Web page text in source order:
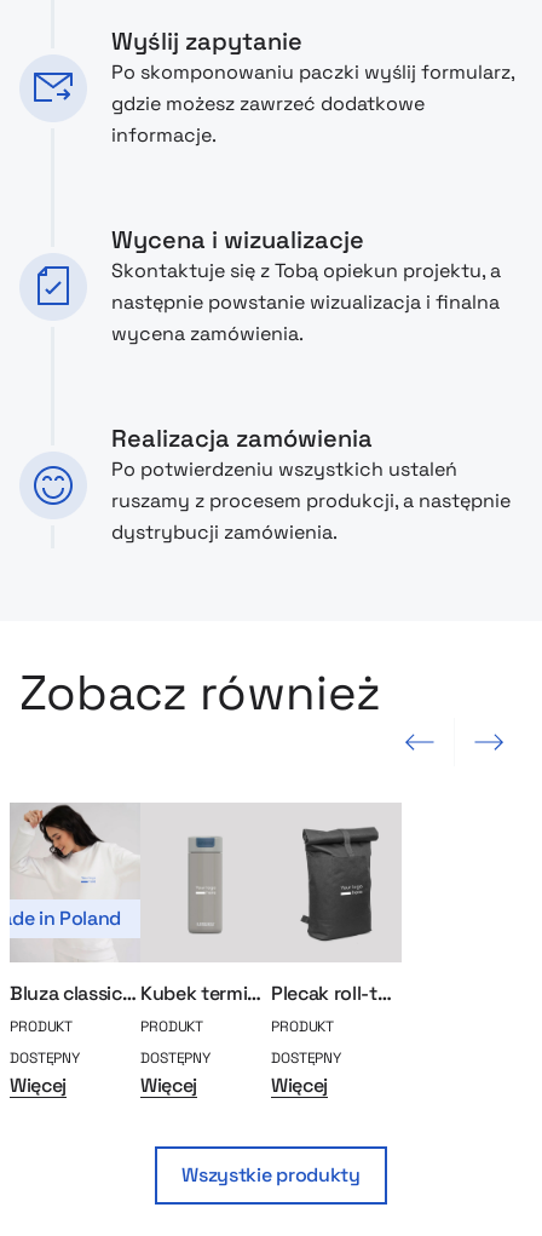
Wyślij zapytanie
Po skomponowaniu paczki wyślij formularz,
gdzie możesz zawrzeć dodatkowe
informacje.
Wycena i wizualizacje
Skontaktuje się z Tobą opiekun projektu, a
następnie powstanie wizualizacja i finalna
wycena zamówienia.
Realizacja zamówienia
Po potwierdzeniu wszystkich ustaleń
ruszamy z procesem produkcji, a następnie
dystrybucji zamówienia.
Zobacz również
Poprzedni slajd Następny
in Poland
Bluza classic MerchUp
PRODUKT
DOSTĘPNY
Więcej
Kubek termiczny Kambukka Olympus 500ml
PRODUKT
DOSTĘPNY
Więcej
Plecak roll-top na laptopa
PRODUKT
DOSTĘPNY
Więcej
Wszystkie produkty